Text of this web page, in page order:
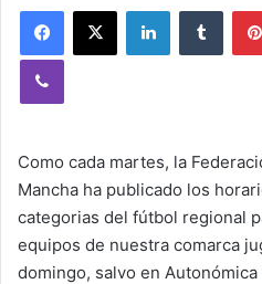
Como cada martes, la
Mancha ha publicado los
categorias del fútbol regional
equipos de nuestra comarca
domingo, salvo en